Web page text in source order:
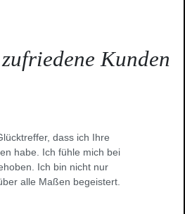
Kunden
dass ich Ihre
habe. Ich fühle mich bei
Ich bin nicht nur
alle Maßen begeistert.